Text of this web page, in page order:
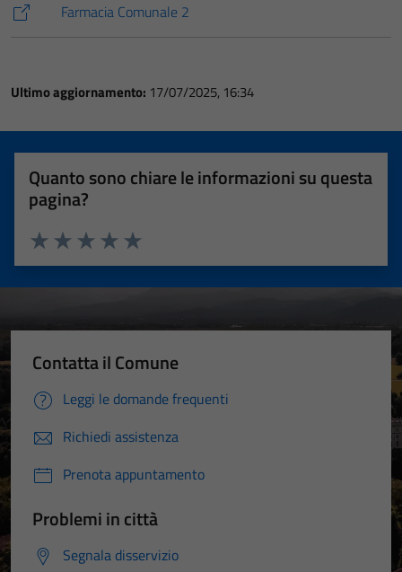
Farmacia Comunale 2
Ultimo aggiornamento: 17/07/2025, 16:34
Quanto sono chiare le informazioni su questa
pagina?
Valuta 5 stelle su 5
Valuta 4 stelle su 5
Valuta 3 stelle su 5
Valuta 2 stelle su 5
Valuta 1 stelle su 5
Contatta il Comune
Leggi le domande frequenti
Richiedi assistenza
Prenota appuntamento
Problemi in città
Segnala disservizio